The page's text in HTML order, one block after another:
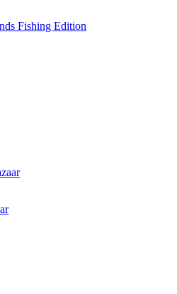
Fishing Edition